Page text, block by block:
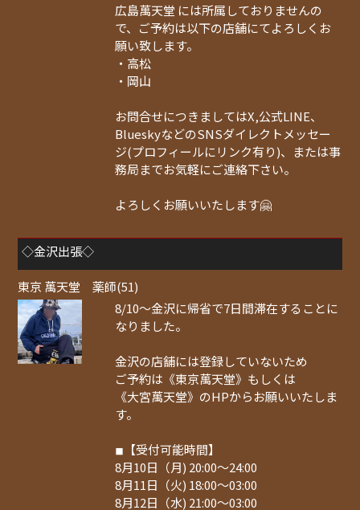
広島萬天堂 には所属しておりませんの
で、ご予約は以下の店舗にてよろしくお
願い致します。
・高松
・岡山
お問合せにつきましてはX,公式LINE、
BlueskyなどのSNSダイレクトメッセー
ジ(プロフィールにリンク有り)、または事
務局までお気軽にご連絡下さい。
よろしくお願いいたします🤗
◇金沢出張◇
東京 萬天堂 薬師(51)
8/10～金沢に帰省で7日間滞在することに
なりました。
金沢の店舗には登録していないため
ご予約は《東京萬天堂》もしくは
《大宮萬天堂》のHPからお願いいたしま
す。
◾︎【受付可能時間】
8月10日（月) 20:00〜24:00
8月11日（火) 18:00〜03:00
8月12日（水) 21:00〜03:00